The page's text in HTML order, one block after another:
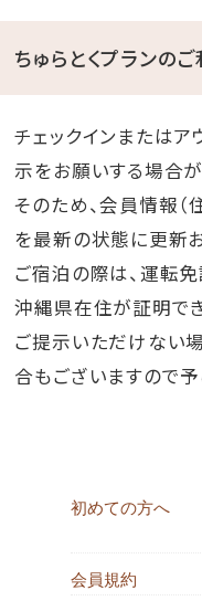
ちゅらとくプランの
チェックインまたは
示をお願いする場合が
そのため、会員情報（
を最新の状態に更新お
ご宿泊の際は、運転
沖縄県在住が証明で
ご提示いただけない
合もございますので予
初めての方へ
会員規約